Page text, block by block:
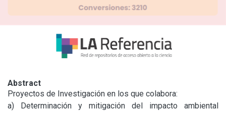
Abstract
Proyectos de Investigación en los que colabora:
a) Determinación y mitigación del impacto ambiental